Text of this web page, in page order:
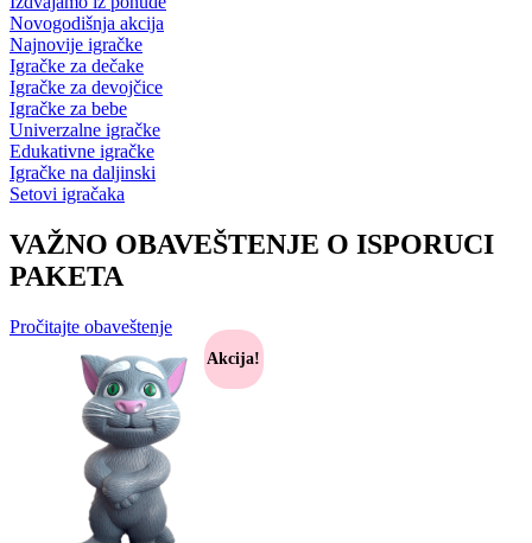
Novogodišnja akcija
Najnovije igračke
Igračke za dečake
Igračke za devojčice
Igračke za bebe
Univerzalne igračke
Edukativne igračke
Igračke na daljinski
Setovi igračaka
VAŽNO OBAVEŠTENJE O ISPORUCI
PAKETA
Pročitajte obaveštenje
Akcija!